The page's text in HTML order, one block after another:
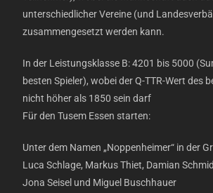
unterschiedlicher Vereine (und
zusammengesetzt werden kann.
In der Leistungsklasse B: 4201 bis 5000
besten Spieler), wobei der Q-TTR-Wert des
nicht höher als 1850 sein darf
Für den Tusem Essen starten:
Unter dem Namen „Noppenheimer“ in der
Luca Schlage, Markus Thiet, Damian
Jona Seisel und Miguel Buschhauer